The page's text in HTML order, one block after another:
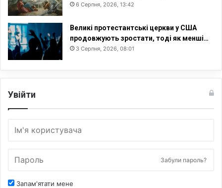
6 Серпня, 2026, 13:42
Великі протестантські церкви у США
продовжують зростати, тоді як менші…
3 Серпня, 2026, 08:01
Увійти
Забули пароль?
Запам'ятати мене